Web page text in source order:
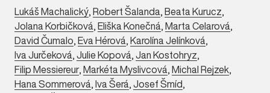
Lukáš Machalický,Robert Šalanda,Beata Kurucz,
Jolana Korbičková,Eliška Konečná,Marta Celarová,
David Čumalo,Eva Hérová,Karolína Jelínková,
Iva Jurčeková,Julie Kopová,Jan Kostohryz,
Filip Messiereur,Markéta Myslivcová,Michal Rejzek,
Hana Sommerová,Iva Šerá,Josef Šmíd,